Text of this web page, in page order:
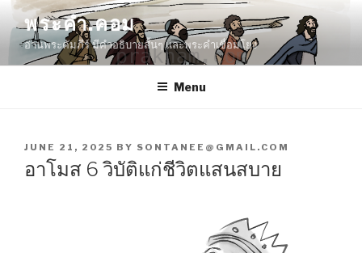
Skip
content
พระคำ.คอม
อ่านพระคัมภีร์ มีคำอธิบายสั้นๆ และพระคำเชื่อมโยง
Menu
POSTED
JUNE 21, 2025 BY SONTANEE@GMAIL.COM
อาโมส 6 วิบัติแก่ชีวิตแสนสบาย